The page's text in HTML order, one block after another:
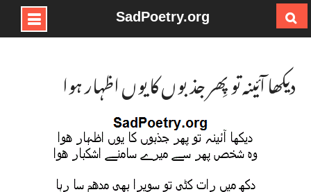
Skip
content
SadPoetry.org
دیکھا آئینہ تو پِھر جذبوں کا یوں اظہار ہوا